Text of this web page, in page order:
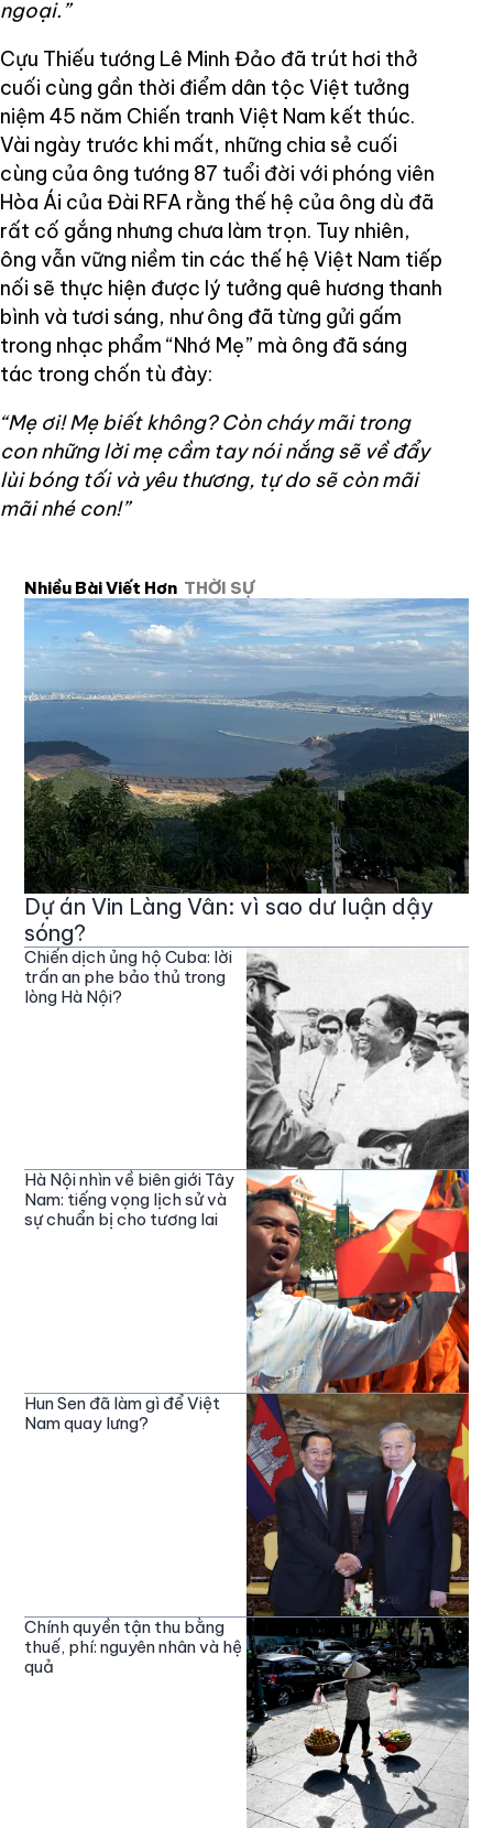
ngoại.”
Cựu Thiếu tướng Lê Minh Đảo đã trút hơi thở
cuối cùng gần thời điểm dân tộc Việt tưởng
niệm 45 năm Chiến tranh Việt Nam kết thúc.
Vài ngày trước khi mất, những chia sẻ cuối
cùng của ông tướng 87 tuổi đời với phóng viên
Hòa Ái của Đài RFA rằng thế hệ của ông dù đã
rất cố gắng nhưng chưa làm trọn. Tuy nhiên,
ông vẫn vững niềm tin các thế hệ Việt Nam tiếp
nối sẽ thực hiện được lý tưởng quê hương thanh
bình và tươi sáng, như ông đã từng gửi gấm
trong nhạc phẩm “Nhớ Mẹ” mà ông đã sáng
tác trong chốn tù đày:
“Mẹ ơi! Mẹ biết không? Còn cháy mãi trong
con những lời mẹ cầm tay nói nắng sẽ về đẩy
lùi bóng tối và yêu thương, tự do sẽ còn mãi
mãi nhé con!”
Nhiều Bài Viết Hơn THỜI SỰ
Dự án Vin Làng Vân: vì sao dư luận dậy
sóng?
Chiến dịch ủng hộ Cuba: lời
trấn an phe bảo thủ trong
lòng Hà Nội?
Hà Nội nhìn về biên giới Tây
Nam: tiếng vọng lịch sử và
sự chuẩn bị cho tương lai
Hun Sen đã làm gì để Việt
Nam quay lưng?
Chính quyền tận thu bằng
thuế, phí: nguyên nhân và hệ
quả